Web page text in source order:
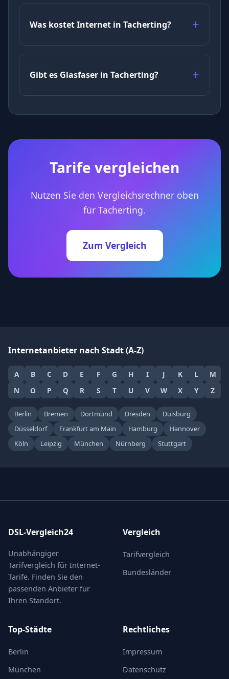
Was kostet Internet in Tacherting?
Gibt es Glasfaser in Tacherting?
Tarife vergleichen
Nutzen Sie den Vergleichsrechner oben
für Tacherting.
Zum Vergleich
Internetanbieter nach Stadt (A-Z)
A B C D E F G H I J K L
M
N
O P Q R S T U V W X Y Z
Berlin Bremen Dortmund Dresden
Duisburg
Düsseldorf
Frankfurt am Main Hamburg
Hannover
Köln
Leipzig München Nürnberg Stuttgart
DSL-Vergleich24
Unabhängiger
Tarifvergleich für Internet-
Tarife. Finden Sie den
passenden Anbieter für
Ihren Standort.
Vergleich
Tarifvergleich
Bundesländer
Top-Städte
Berlin
München
Rechtliches
Impressum
Datenschutz